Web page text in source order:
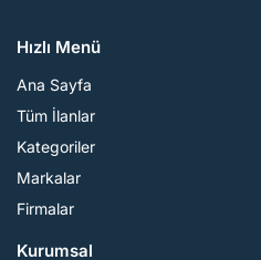
Hızlı Menü
Ana Sayfa
Tüm İlanlar
Kategoriler
Markalar
Firmalar
Kurumsal